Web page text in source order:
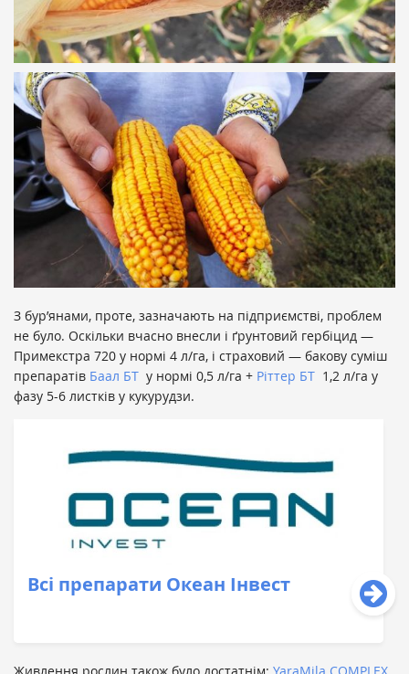
З бур’янами, проте, зазначають на підприємстві, проблем
не було. Оскільки вчасно внесли і ґрунтовий гербіцид —
Примекстра 720 у нормі 4 л/га, і страховий — бакову суміш
препаратів Баал БТ у нормі 0,5 л/га + Ріттер БТ 1,2 л/га у
фазу 5-6 листків у кукурудзи.
Всі препарати Океан Інвест